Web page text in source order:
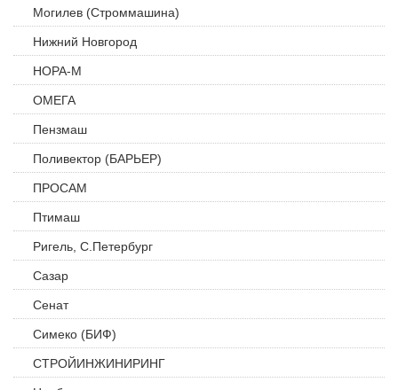
Могилев (Строммашина)
Нижний Новгород
НОРА-М
ОМЕГА
Пензмаш
Поливектор (БАРЬЕР)
ПРОСАМ
Птимаш
Ригель, С.Петербург
Сазар
Сенат
Симеко (БИФ)
СТРОЙИНЖИНИРИНГ